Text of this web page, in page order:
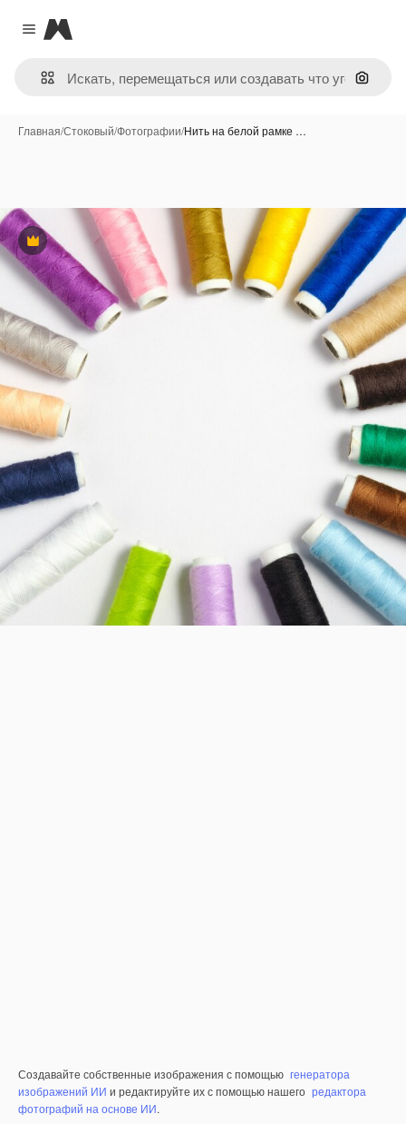
Close menu
Magnific
Поиск
Главная/Стоковый/Фотографии/Нить на белой рамке …
Премиум
Создавайте собственные изображения с помощью генератора
изображений ИИ и редактируйте их с помощью нашего редактора
фотографий на основе ИИ.